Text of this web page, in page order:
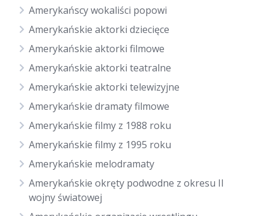
Amerykańscy wokaliści popowi
Amerykańskie aktorki dziecięce
Amerykańskie aktorki filmowe
Amerykańskie aktorki teatralne
Amerykańskie aktorki telewizyjne
Amerykańskie dramaty filmowe
Amerykańskie filmy z 1988 roku
Amerykańskie filmy z 1995 roku
Amerykańskie melodramaty
Amerykańskie okręty podwodne z okresu II
wojny światowej